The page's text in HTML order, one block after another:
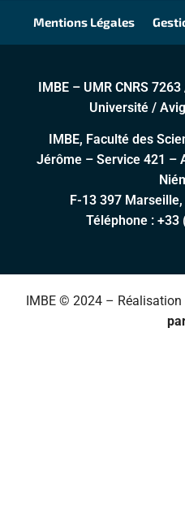
Mentions Légales
IMBE – UMR CNRS
Université /
IMBE, Faculté des
Jérôme – Service 421 –
F-13 397
Téléphone : +33
IMBE © 2024 – Réalisation